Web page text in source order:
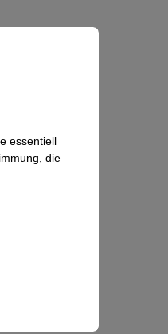
essentiell
die